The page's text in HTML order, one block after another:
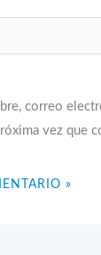
correo
vez que